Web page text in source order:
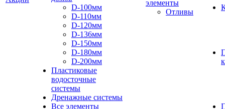
D-100мм
D-110мм
D-120мм
D-136мм
D-150мм
D-180мм
D-200мм
Пластиковые
водосточные
системы
Дренажные системы
Все элементы
элементы
Отливы